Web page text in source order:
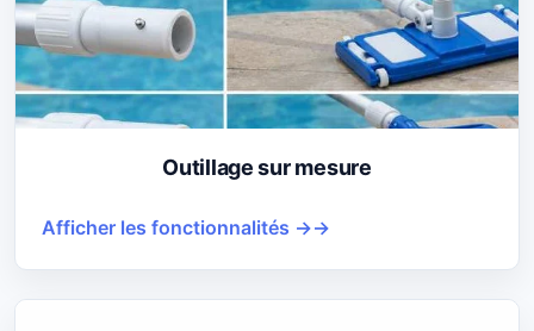
Outillage sur mesure
Afficher les fonctionnalités →